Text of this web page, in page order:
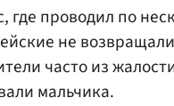
где проводил по
не
часто из
мальчика.